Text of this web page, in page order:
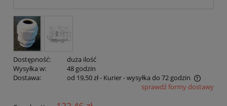
Dostępność:
duża ilość
Wysyłka w:
48 godzin
Dostawa:
od 19,50 zł- Kurier - wysyłka do 72 godzin
Cena nie zawiera ewentualnych kosztów płatnościsprawdź formy dostawy